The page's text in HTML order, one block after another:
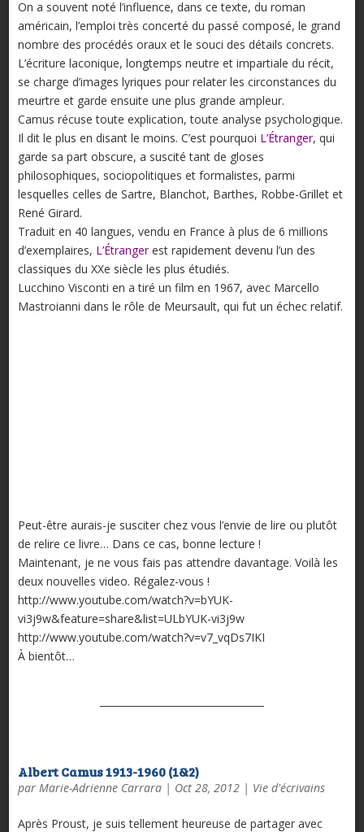
On a souvent noté l’influence, dans ce texte, du roman
américain, l’emploi très concerté du passé composé, le grand
nombre des procédés oraux et le souci des détails concrets.
L’écriture laconique, longtemps neutre et impartiale du récit,
se charge d’images lyriques pour relater les circonstances du
meurtre et garde ensuite une plus grande ampleur.
Camus récuse toute explication, toute analyse psychologique.
Il dit le plus en disant le moins. C’est pourquoi L’Étranger, qui
garde sa part obscure, a suscité tant de gloses
philosophiques, sociopolitiques et formalistes, parmi
lesquelles celles de Sartre, Blanchot, Barthes, Robbe-Grillet et
René Girard.
Traduit en 40 langues, vendu en France à plus de 6 millions
d’exemplaires, L’Étrangerest rapidement devenu l’un des
classiques du XXe siècle les plus étudiés.
Lucchino Visconti en a tiré un film en 1967, avec Marcello
Mastroianni dans le rôle de Meursault, qui fut un échec relatif.
Peut-être aurais-je susciter chez vous l’envie de lire ou plutôt
de relire ce livre… Dans ce cas, bonne lecture !
Maintenant, je ne vous fais pas attendre davantage. Voilà les
deux nouvelles video. Régalez-vous !
http://www.youtube.com/watch?v=bYUK-
vi3j9w&feature=share&list=ULbYUK-vi3j9w
http://www.youtube.com/watch?v=v7_vqDs7IKI
À bientôt…
Albert Camus 1913-1960 (1&2)
par Marie-Adrienne Carrara| Oct 28, 2012| Vie d'écrivains
Après Proust, je suis tellement heureuse de partager avec